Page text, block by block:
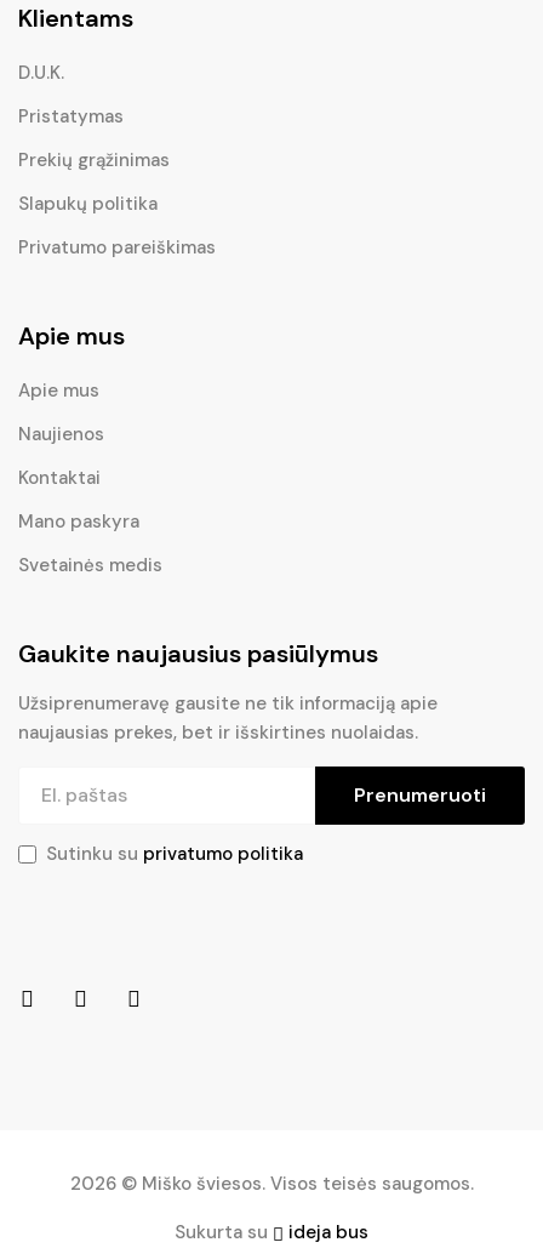
Klientams
D.U.K.
Pristatymas
Prekių grąžinimas
Slapukų politika
Privatumo pareiškimas
Apie mus
Apie mus
Naujienos
Kontaktai
Mano paskyra
Svetainės medis
Gaukite naujausius pasiūlymus
Užsiprenumeravę gausite ne tik informaciją apie
naujausias prekes, bet ir išskirtines nuolaidas.
Prenumeruoti
Sutinku su privatumo politika
2026 © Miško šviesos. Visos teisės saugomos.
Sukurta su
ideja bus